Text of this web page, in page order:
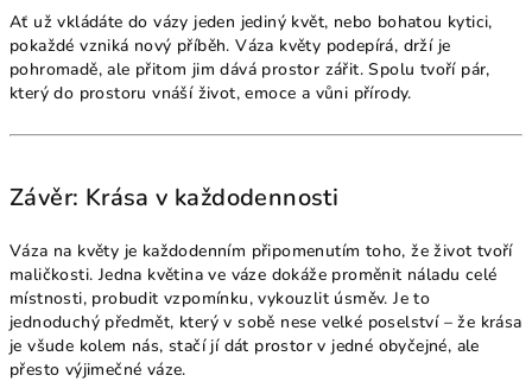
Ať už vkládáte do vázy jeden jediný květ, nebo bohatou kytici,
pokaždé vzniká nový příběh. Váza květy podepírá, drží je
pohromadě, ale přitom jim dává prostor zářit. Spolu tvoří pár,
který do prostoru vnáší život, emoce a vůni přírody.
Závěr: Krása v každodennosti
Váza na květy je každodenním připomenutím toho, že život tvoří
maličkosti. Jedna květina ve váze dokáže proměnit náladu celé
místnosti, probudit vzpomínku, vykouzlit úsměv. Je to
jednoduchý předmět, který v sobě nese velké poselství – že krása
je všude kolem nás, stačí jí dát prostor v jedné obyčejné, ale
přesto výjimečné váze.